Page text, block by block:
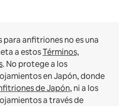
anfitriones no es una
a estosTérminos,
. No protege a los
en Japón, donde
de Japón, ni a los
a través de